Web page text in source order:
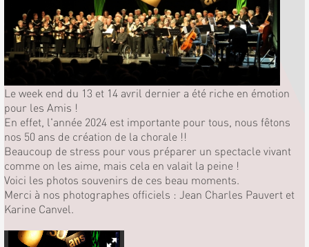
Le week end du 13 et 14 avril dernier a été riche en émotion
pour les Amis !
En effet, l'année 2024 est importante pour tous, nous fêtons
nos 50 ans de création de la chorale !!
Beaucoup de stress pour vous préparer un spectacle vivant
comme on les aime, mais cela en valait la peine !
Voici les photos souvenirs de ces beau moments.
Merci à nos photographes officiels : Jean Charles Pauvert et
Karine Canvel.